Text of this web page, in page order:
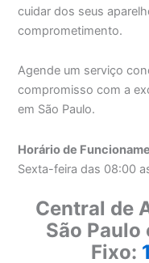
cuidar dos seus
comprometimento.
Agende um serviço
compromisso com a
em São Paulo.
Horário de
Sexta-feira das 08:00
Central de
São Paulo
Fixo: